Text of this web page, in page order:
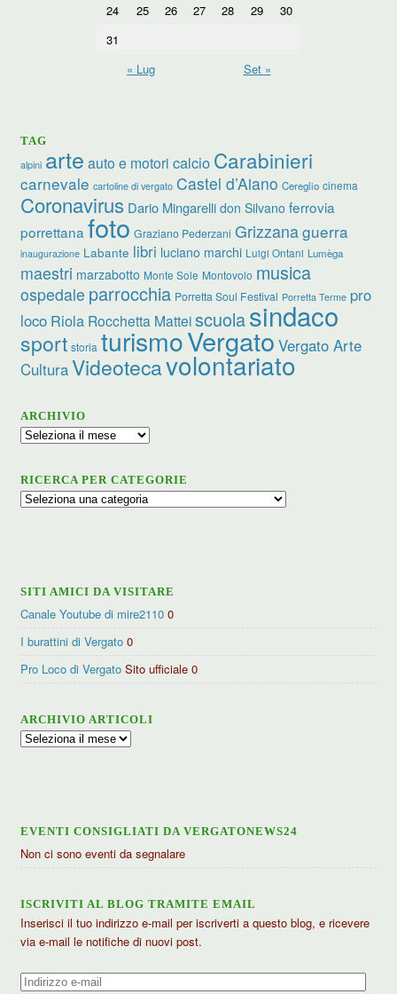
24
25 26 27 28 29
30
31
« Lug
Set »
TAG
alpini arte auto e motori calcio Carabinieri
carnevale cartoline di vergato Castel d’Aiano Cereglio cinema
Coronavirus Dario Mingarelli don Silvano ferrovia
porrettana foto Graziano Pederzani Grizzanaguerra
inaugurazione Labante libri luciano marchi Luigi Ontani Lumèga
maestri marzabotto Monte Sole Montovolo musica
ospedale parrocchia Porretta Soul Festival Porretta Terme pro
loco Riola Rocchetta Matteiscuolasindaco
sport storia turismoVergato Vergato Arte
CulturaVideotecavolontariato
ARCHIVIO
Archivio
RICERCA PER CATEGORIE
Ricerca
SITI AMICI DA VISITARE
Canale Youtube di mire2110 0
I burattini di Vergato 0
Pro Loco di Vergato Sito ufficiale 0
ARCHIVIO ARTICOLI
Archivio
EVENTI CONSIGLIATI DA VERGATONEWS24
Non ci sono eventi da segnalare
ISCRIVITI AL BLOG TRAMITE EMAIL
Inserisci il tuo indirizzo e-mail per iscriverti a questo blog, e ricevere
via e-mail le notifiche di nuovi post.
Indirizzo